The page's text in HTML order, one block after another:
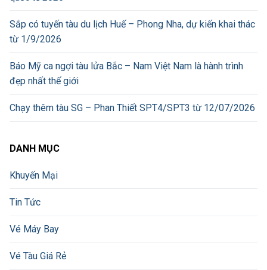
Sắp có tuyến tàu du lịch Huế – Phong Nha, dự kiến khai thác
từ 1/9/2026
Báo Mỹ ca ngợi tàu lửa Bắc – Nam Việt Nam là hành trình
đẹp nhất thế giới
Chạy thêm tàu SG – Phan Thiết SPT4/SPT3 từ 12/07/2026
DANH MỤC
Khuyến Mại
Tin Tức
Vé Máy Bay
Vé Tàu Giá Rẻ